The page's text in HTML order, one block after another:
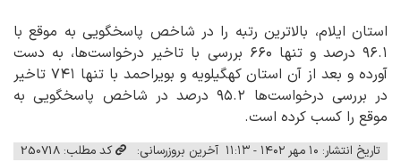
استان ایلام، بالاترین رتبه را در شاخص پاسخگویی به موقع با
۹۶.۱ درصد و تنها ۶۶۰ بررسی با تاخیر درخواست‌ها، به دست
آورده و بعد از آن استان کهگیلویه‌ و بویراحمد با تنها ۷۴۱ تاخیر
در بررسی درخواست‌ها ۹۵.۲ درصد در شاخص پاسخگویی به
موقع را کسب کرده است.
تاریخ انتشار: ۱۰ مهر ۱۴۰۲ - ۱۱:۱۳ آخرین بروزرسانی: کد مطلب: 250718